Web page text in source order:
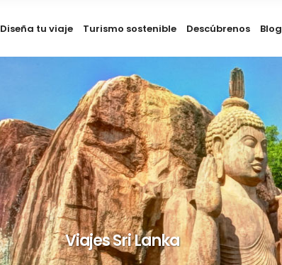
Diseña tu viaje Turismo sostenible Descúbrenos Blog
Viajes Sri Lanka